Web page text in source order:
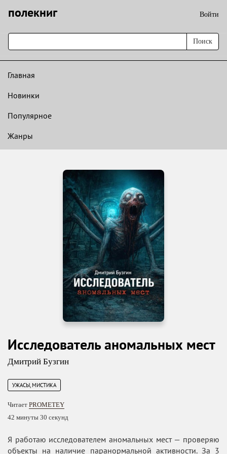
полекниг Войти
Поиск
Главная
Новинки
Популярное
Жанры
Исследователь аномальных мест
Дмитрий Бузгин
УЖАСЫ, МИСТИКА
Читает PROMETEY
42 минуты 30 секунд
Я работаю исследователем аномальных мест — проверяю
объекты на наличие паранормальной активности. За 3